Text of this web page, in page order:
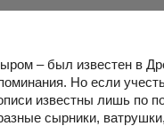
– был известен в
Но если
известны лишь по
сырники,